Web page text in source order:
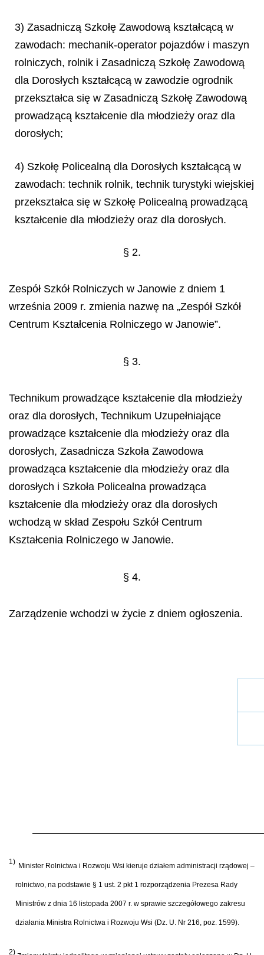
3) Zasadniczą Szkołę Zawodową kształcącą w
zawodach: mechanik-operator pojazdów i maszyn
rolniczych, rolnik i Zasadniczą Szkołę Zawodową
dla Dorosłych kształcącą w zawodzie ogrodnik
przekształca się w Zasadniczą Szkołę Zawodową
prowadzącą kształcenie dla młodzieży oraz dla
dorosłych;
4) Szkołę Policealną dla Dorosłych kształcącą w
zawodach: technik rolnik, technik turystyki wiejskiej
przekształca się w Szkołę Policealną prowadzącą
kształcenie dla młodzieży oraz dla dorosłych.
§ 2.
Zespół Szkół Rolniczych w Janowie z dniem 1
września 2009 r. zmienia nazwę na „Zespół Szkół
Centrum Kształcenia Rolniczego w Janowie”.
§ 3.
Technikum prowadzące kształcenie dla młodzieży
oraz dla dorosłych, Technikum Uzupełniające
prowadzące kształcenie dla młodzieży oraz dla
dorosłych, Zasadnicza Szkoła Zawodowa
prowadząca kształcenie dla młodzieży oraz dla
dorosłych i Szkoła Policealna prowadząca
kształcenie dla młodzieży oraz dla dorosłych
wchodzą w skład Zespołu Szkół Centrum
Kształcenia Rolniczego w Janowie.
§ 4.
Zarządzenie wchodzi w życie z dniem ogłoszenia.
1) Minister Rolnictwa i Rozwoju Wsi kieruje działem administracji rządowej –
rolnictwo, na podstawie § 1 ust. 2 pkt 1 rozporządzenia Prezesa Rady
Ministrów z dnia 16 listopada 2007 r. w sprawie szczegółowego zakresu
działania Ministra Rolnictwa i Rozwoju Wsi (Dz. U. Nr 216, poz. 1599).
2)